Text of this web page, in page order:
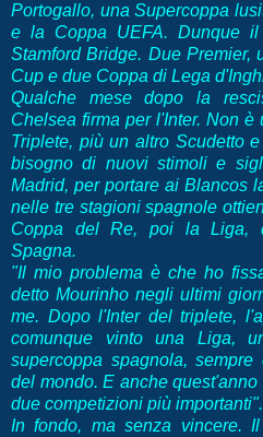
Portogallo, una Supercoppa
e la Coppa UEFA. Dunque
Stamford Bridge. Due Premier,
Cup e due Coppa di Lega
Qualche mese dopo la
Chelsea firma per l'Inter. Non
Triplete, più un altro Scudetto
bisogno di nuovi stimoli e
Madrid, per portare ai Blancos
nelle tre stagioni spagnole
Coppa del Re, poi la Liga,
Spagna.
"Il mio problema è che ho
detto Mourinho negli ultimi
me. Dopo l'Inter del triplete,
comunque vinto una Liga,
supercoppa spagnola,
del mondo. E anche
due competizioni più importanti".
In fondo, ma senza vincere.